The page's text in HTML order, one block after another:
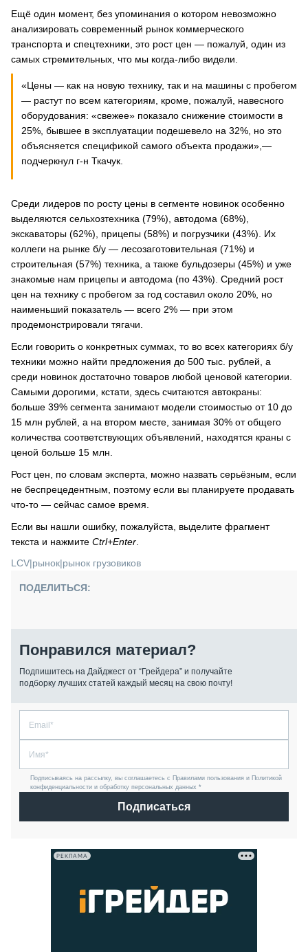
Ещё один момент, без упоминания о котором невозможно
анализировать современный рынок коммерческого
транспорта и спецтехники, это рост цен — пожалуй, один из
самых стремительных, что мы когда-либо видели.
«Цены — как на новую технику, так и на машины с пробегом
— растут по всем категориям, кроме, пожалуй, навесного
оборудования: «свежее» показало снижение стоимости в
25%, бывшее в эксплуатации подешевело на 32%, но это
объясняется спецификой самого объекта продажи»,—
подчеркнул г-н Ткачук.
Среди лидеров по росту цены в сегменте новинок особенно
выделяются сельхозтехника (79%), автодома (68%),
экскаваторы (62%), прицепы (58%) и погрузчики (43%). Их
коллеги на рынке б/у — лесозаготовительная (71%) и
строительная (57%) техника, а также бульдозеры (45%) и уже
знакомые нам прицепы и автодома (по 43%). Средний рост
цен на технику с пробегом за год составил около 20%, но
наименьший показатель — всего 2% — при этом
продемонстрировали тягачи.
Если говорить о конкретных суммах, то во всех категориях б/у
техники можно найти предложения до 500 тыс. рублей, а
среди новинок достаточно товаров любой ценовой категории.
Самыми дорогими, кстати, здесь считаются автокраны:
больше 39% сегмента занимают модели стоимостью от 10 до
15 млн рублей, а на втором месте, занимая 30% от общего
количества соответствующих объявлений, находятся краны с
ценой больше 15 млн.
Рост цен, по словам эксперта, можно назвать серьёзным, если
не беспрецедентным, поэтому если вы планируете продавать
что-то — сейчас самое время.
Если вы нашли ошибку, пожалуйста, выделите фрагмент
текста и нажмите Ctrl+Enter
LCV|рынок|рынок грузовиков
ПОДЕЛИТЬСЯ:
Понравился материал?
Подпишитесь на Дайджест от “Грейдера” и получайте
подборку лучших статей каждый месяц на свою почту!
Подписываясь на рассылку, вы соглашаетесь с Правилами пользования и Политикой
конфиденциальности и обработку персональных данных *
Подписаться
РЕКЛАМА